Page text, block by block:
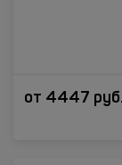
от 4447 руб.